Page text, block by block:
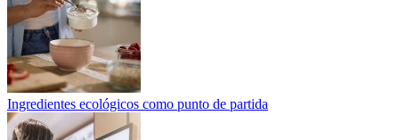
Ingredientes ecológicos como punto de partida